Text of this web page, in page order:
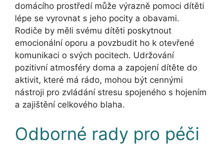
domácího prostředí může výrazně pomoci dítěti
lépe se vyrovnat s jeho pocity a obavami.
Rodiče by měli svému dítěti poskytnout
emocionální oporu a povzbudit ho k otevřené
komunikaci o svých pocitech. Udržování
pozitivní atmosféry doma a zapojení dítěte do
aktivit, které má rádo, mohou být cennými
nástroji pro zvládání stresu spojeného s hojením
a zajištění celkového blaha.
Odborné rady pro péči